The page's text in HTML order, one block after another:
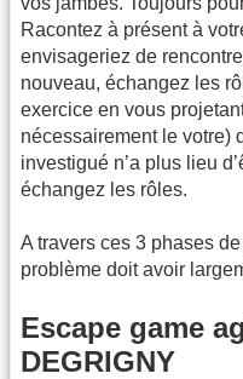
Racontez à présent à
envisageriez de
nouveau, échangez les
exercice en vous
nécessairement le votre)
investigué n’a plus lieu
échangez les rôles.
A travers ces 3 phases
problème doit avoir
Escape game
DEGRIGNY